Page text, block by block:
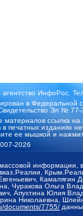
ИнфоРос.
в Федеральной
Эл № 77-
материалов ссылка
печатных изданиях
ее мышкой и
2026
информации,
Чуракова Ольга
Апухтина Юлия
Николаевна,
documents/7755/